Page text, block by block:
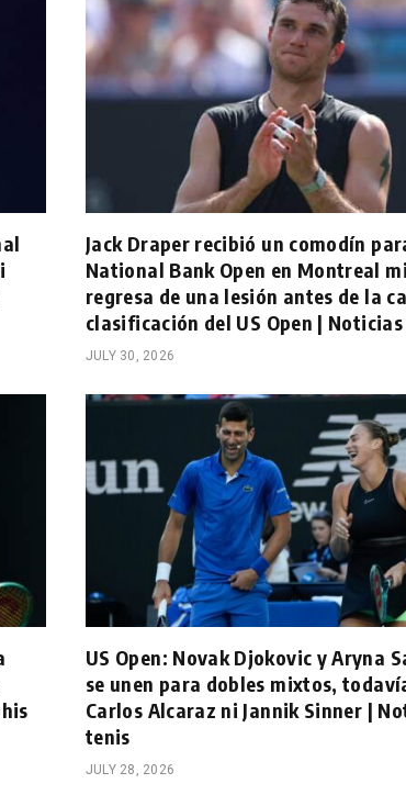
Jack Draper recibió un comodín
National Bank Open en Montreal
regresa de una lesión antes de la
clasificación del US Open |
JULY 30, 2026
US Open: Novak Djokovic y Aryna
se unen para dobles mixtos,
Carlos Alcaraz ni Jannik Sinner |
tenis
JULY 28, 2026